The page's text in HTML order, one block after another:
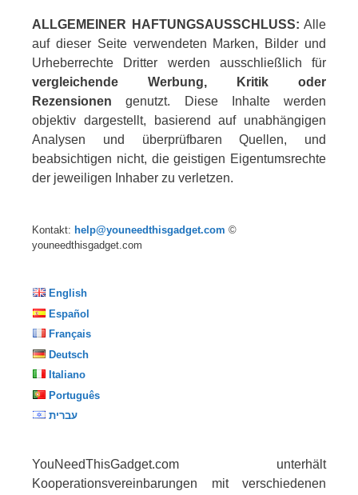
ALLGEMEINER HAFTUNGSAUSSCHLUSS: Alle
auf dieser Seite verwendeten Marken, Bilder und
Urheberrechte Dritter werden ausschließlich für
vergleichende Werbung, Kritik oder
Rezensionen genutzt. Diese Inhalte werden
objektiv dargestellt, basierend auf unabhängigen
Analysen und überprüfbaren Quellen, und
beabsichtigen nicht, die geistigen Eigentumsrechte
der jeweiligen Inhaber zu verletzen.
Kontakt: help@youneedthisgadget.com ©
youneedthisgadget.com
English
Español
Français
Deutsch
Italiano
Português
עברית
YouNeedThisGadget.com unterhält
Kooperationsvereinbarungen mit verschiedenen